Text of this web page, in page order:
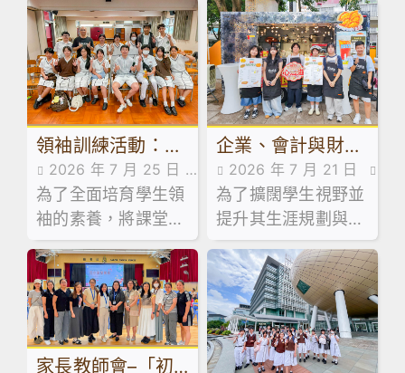
領袖訓練活動：訓
導組舉辦學生領袖
系列工作坊
2026 年 7 月 25 日
活動花絮
為了全面培育學生領
袖的素養，將課堂知
識延伸至領導實踐，
本校訓導組於日前試
後活動期間，精心規
劃並舉辦了兩場學生
領袖系列工作坊。
企業、會計與財務
概論科及基本商業
科活動：走進維園
市集創業
2026 年 7 月 21 日
活動花絮
為了擴闊學生視野並
提升其生涯規劃與創
業相關能力，本校企
業、會計與財務概論
科及基本商業科於試
後活動期間，特意安
排同學參加由保良局
青年創業服務中心舉
家長教師會–「初